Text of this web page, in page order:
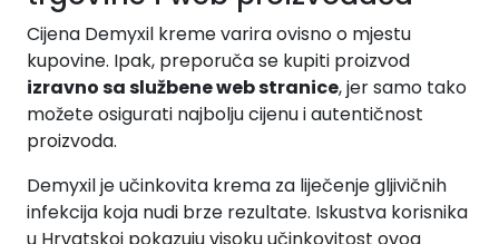
Cijena Demyxil kreme varira ovisno o mjestu
kupovine. Ipak, preporuča se kupiti proizvod
izravno sa službene web stranice, jer samo tako
možete osigurati najbolju cijenu i autentičnost
proizvoda.
Demyxil je učinkovita krema za liječenje gljivičnih
infekcija koja nudi brze rezultate. Iskustva korisnika